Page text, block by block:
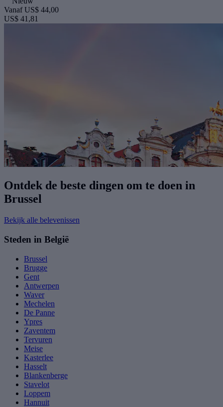
Vanaf US$ 44,00
US$ 41,81
Ontdek de beste dingen om te doen in
Brussel
Bekijk alle belevenissen
Steden in België
Brussel
Brugge
Gent
Antwerpen
Waver
Mechelen
De Panne
Ypres
Zaventem
Tervuren
Meise
Kasterlee
Hasselt
Blankenberge
Stavelot
Loppem
Hannuit